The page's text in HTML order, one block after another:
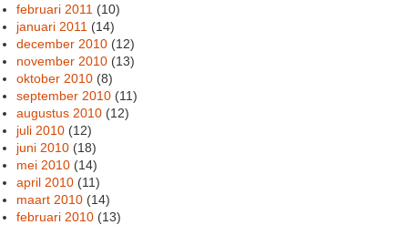
februari 2011 (10)
januari 2011 (14)
december 2010 (12)
november 2010 (13)
oktober 2010 (8)
september 2010 (11)
augustus 2010 (12)
juli 2010 (12)
juni 2010 (18)
mei 2010 (14)
april 2010 (11)
maart 2010 (14)
februari 2010 (13)